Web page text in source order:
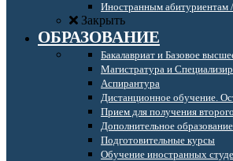
Иностранным
Закрыть
ОБРАЗОВАНИЕ
Бакалавриат и Базовое
Магистратура и
Аспирантура
Дистанционное обучение.
Прием для получения
Дополнительное образование
Подготовительные курсы
Обучение иностранных